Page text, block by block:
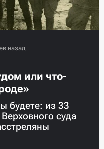
или что-
будете: из 33
суда